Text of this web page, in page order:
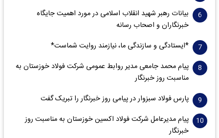
بیانات رهبر شهید انقلاب اسلامی در مورد اهمیت جایگاه
خبرنگاران و اصحاب رسانه
*ایستادگی و سازندگی ما، نیازمند روایت شماست*
پیام محمد جامعی مدیر روابط عمومی شرکت فولاد خوزستان به
مناسبت روز خبرنگار
پارس فولاد سبزوار در پیامی روز خبرنگار را تبریک گفت
پیام مدیرعامل شرکت فولاد اکسین خوزستان به مناسبت روز
خبرنگار